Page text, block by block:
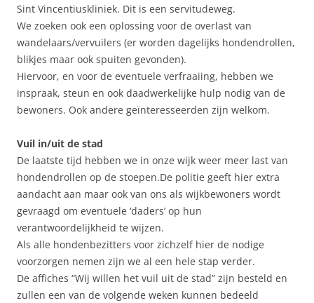
Sint Vincentiuskliniek. Dit is een servitudeweg.
We zoeken ook een oplossing voor de overlast van
wandelaars/vervuilers (er worden dagelijks hondendrollen,
blikjes maar ook spuiten gevonden).
Hiervoor, en voor de eventuele verfraaiing, hebben we
inspraak, steun en ook daadwerkelijke hulp nodig van de
bewoners. Ook andere geïnteresseerden zijn welkom.
Vuil in/uit de stad
De laatste tijd hebben we in onze wijk weer meer last van
hondendrollen op de stoepen.De politie geeft hier extra
aandacht aan maar ook van ons als wijkbewoners wordt
gevraagd om eventuele ‘daders’ op hun
verantwoordelijkheid te wijzen.
Als alle hondenbezitters voor zichzelf hier de nodige
voorzorgen nemen zijn we al een hele stap verder.
De affiches “Wij willen het vuil uit de stad” zijn besteld en
zullen een van de volgende weken kunnen bedeeld